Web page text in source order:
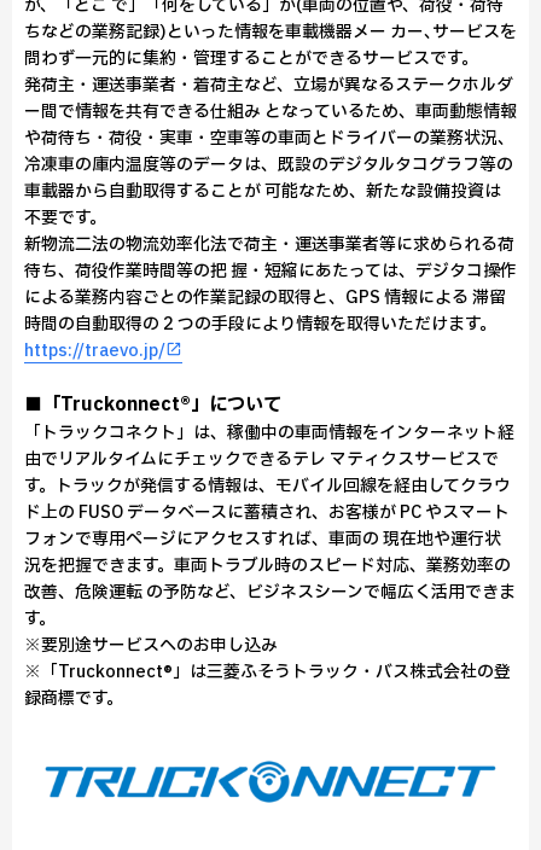
が、「どこ で」「何をしている」か(車両の位置や、荷役・荷待
ちなどの業務記録)といった情報を車載機器メー カー､サービスを
問わず一元的に集約・管理することができるサービスです。
発荷主・運送事業者・着荷主など、立場が異なるステークホルダ
ー間で情報を共有できる仕組み となっているため、車両動態情報
や荷待ち・荷役・実車・空車等の車両とドライバーの業務状況、
冷凍車の庫内温度等のデータは、既設のデジタルタコグラフ等の
車載器から自動取得することが 可能なため、新たな設備投資は
不要です。
新物流二法の物流効率化法で荷主・運送事業者等に求められる荷
待ち、荷役作業時間等の把 握・短縮にあたっては、デジタコ操作
による業務内容ごとの作業記録の取得と、GPS 情報による 滞留
時間の自動取得の 2 つの手段により情報を取得いただけます。
https://traevo.jp/
■「Truckonnect®」について
「トラックコネクト」は、稼働中の車両情報をインターネット経
由でリアルタイムにチェックできるテレ マティクスサービスで
す。トラックが発信する情報は、モバイル回線を経由してクラウ
ド上の FUSO データベースに蓄積され、お客様が PC やスマート
フォンで専用ページにアクセスすれば、車両の 現在地や運行状
況を把握できます。車両トラブル時のスピード対応、業務効率の
改善、危険運転 の予防など、ビジネスシーンで幅広く活用できま
す。
※要別途サービスへのお申し込み
※「Truckonnect®」は三菱ふそうトラック・バス株式会社の登
録商標です。